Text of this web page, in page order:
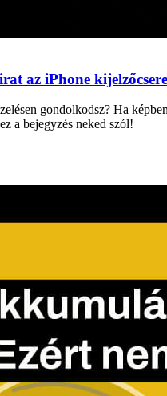
az iPhone
gondolkodsz? Ha
a bejegyzés neked szól!